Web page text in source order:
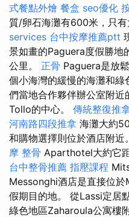
式餐點外燴 餐盒 seo優化
質/卵石海灘有600米，只有
services 台中按摩推薦ptt
景如畫的Paguera度假勝地
公里。 正骨 Paguera是放
個小海灣的緩慢的海灘和
們當地合作夥伴辦公室附
Tollo的中心。 傳統整復推
河南路四段推拿 海灘大約
和購物選擇則位於酒店附近
摩 整骨 Aparthotel大約它
台中整骨推薦 指壓課程
Messonghi酒店是直接位
假期目的地。 從Lassi定居
綠色地區Zaharoula公寓樓